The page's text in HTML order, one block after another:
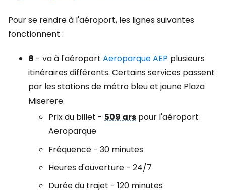
Pour se rendre à l'aéroport, les lignes suivantes
fonctionnent :
8 - va à l'aéroport Aeroparque AEP plusieurs
itinéraires différents. Certains services passent
par les stations de métro bleu et jaune Plaza
Miserere.
Prix du billet - 509 ars pour l'aéroport
Aeroparque
Fréquence - 30 minutes
Heures d'ouverture - 24/7
Durée du trajet - 120 minutes